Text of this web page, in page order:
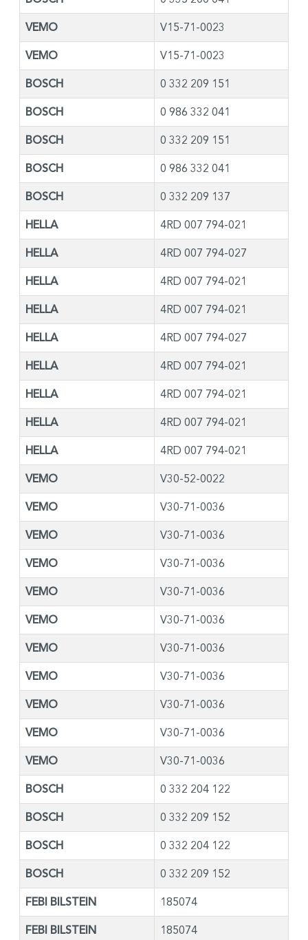
VEMO V15-71-0023
VEMO V15-71-0023
BOSCH 0 332 209 151
BOSCH 0 986 332 041
BOSCH 0 332 209 151
BOSCH 0 986 332 041
BOSCH 0 332 209 137
HELLA 4RD 007 794-021
HELLA 4RD 007 794-027
HELLA 4RD 007 794-021
HELLA 4RD 007 794-021
HELLA 4RD 007 794-027
HELLA 4RD 007 794-021
HELLA 4RD 007 794-021
HELLA 4RD 007 794-021
HELLA 4RD 007 794-021
VEMO V30-52-0022
VEMO V30-71-0036
VEMO V30-71-0036
VEMO V30-71-0036
VEMO V30-71-0036
VEMO V30-71-0036
VEMO V30-71-0036
VEMO V30-71-0036
VEMO V30-71-0036
VEMO V30-71-0036
VEMO V30-71-0036
BOSCH 0 332 204 122
BOSCH 0 332 209 152
BOSCH 0 332 204 122
BOSCH 0 332 209 152
FEBI BILSTEIN 185074
FEBI BILSTEIN 185074